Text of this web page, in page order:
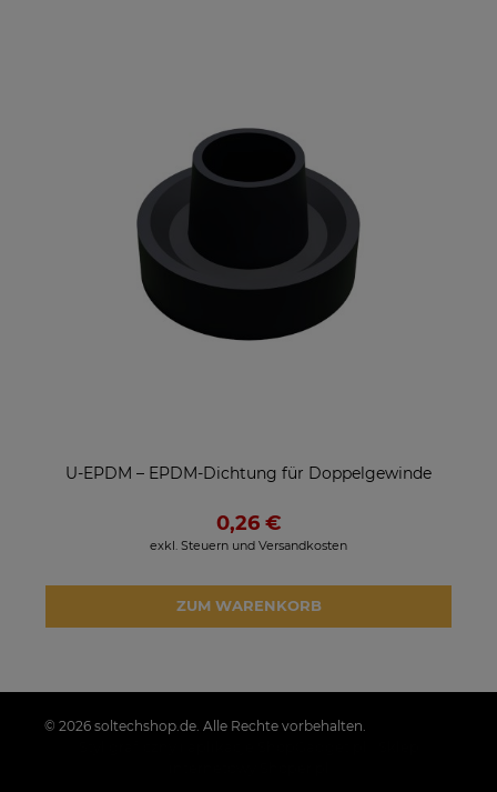
U-EPDM – EPDM-Dichtung für Doppelgewinde
0,26 €
exkl. Steuern und Versandkosten
ZUM WARENKORB
© 2026 soltechshop.de. Alle Rechte vorbehalten.